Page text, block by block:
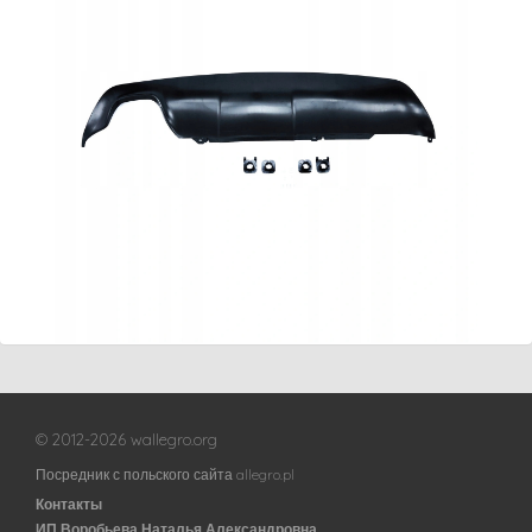
© 2012-2026 wallegro.org
Посредник с польского сайта allegro.pl
Контакты